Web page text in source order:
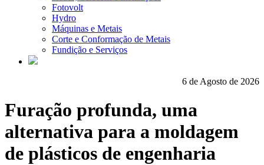
Fotovolt
Hydro
Máquinas e Metais
Corte e Conformação de Metais
Fundição e Serviços
6 de Agosto de 2026
Furação profunda, uma
alternativa para a moldagem
de plásticos de engenharia